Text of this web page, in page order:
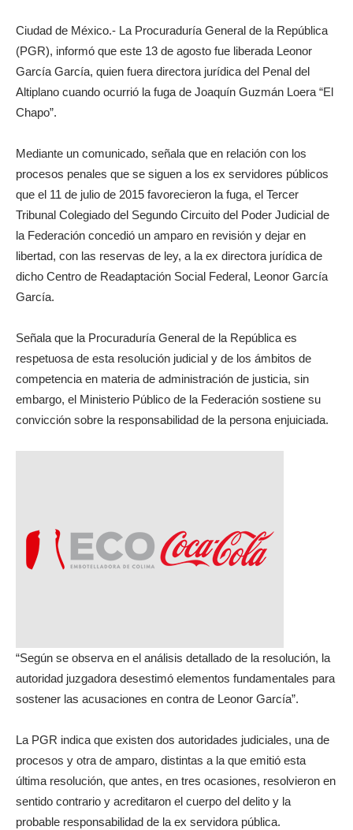
Ciudad de México.- La Procuraduría General de la República
(PGR), informó que este 13 de agosto fue liberada Leonor
García García, quien fuera directora jurídica del Penal del
Altiplano cuando ocurrió la fuga de Joaquín Guzmán Loera “El
Chapo”.
Mediante un comunicado, señala que en relación con los
procesos penales que se siguen a los ex servidores públicos
que el 11 de julio de 2015 favorecieron la fuga, el Tercer
Tribunal Colegiado del Segundo Circuito del Poder Judicial de
la Federación concedió un amparo en revisión y dejar en
libertad, con las reservas de ley, a la ex directora jurídica de
dicho Centro de Readaptación Social Federal, Leonor García
García.
Señala que la Procuraduría General de la República es
respetuosa de esta resolución judicial y de los ámbitos de
competencia en materia de administración de justicia, sin
embargo, el Ministerio Público de la Federación sostiene su
convicción sobre la responsabilidad de la persona enjuiciada.
“Según se observa en el análisis detallado de la resolución, la
autoridad juzgadora desestimó elementos fundamentales para
sostener las acusaciones en contra de Leonor García”.
La PGR indica que existen dos autoridades judiciales, una de
procesos y otra de amparo, distintas a la que emitió esta
última resolución, que antes, en tres ocasiones, resolvieron en
sentido contrario y acreditaron el cuerpo del delito y la
probable responsabilidad de la ex servidora pública.